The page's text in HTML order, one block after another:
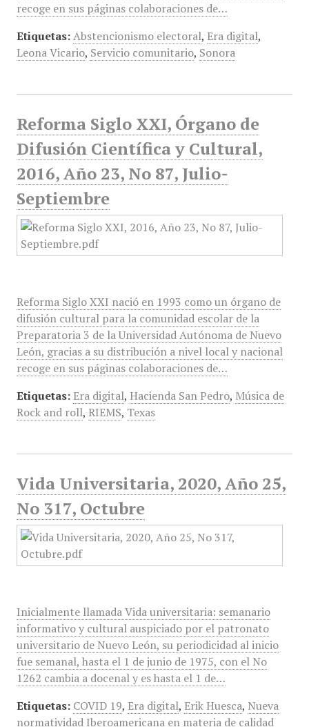
recoge en sus páginas colaboraciones de…
Etiquetas: Abstencionismo electoral, Era digital,
Leona Vicario, Servicio comunitario, Sonora
Reforma Siglo XXI, Órgano de
Difusión Científica y Cultural,
2016, Año 23, No 87, Julio-
Septiembre
Reforma Siglo XXI nació en 1993 como un órgano de
difusión cultural para la comunidad escolar de la
Preparatoria 3 de la Universidad Autónoma de Nuevo
León, gracias a su distribución a nivel local y nacional
recoge en sus páginas colaboraciones de…
Etiquetas: Era digital, Hacienda San Pedro, Música de
Rock and roll, RIEMS, Texas
Vida Universitaria, 2020, Año 25,
No 317, Octubre
Inicialmente llamada Vida universitaria: semanario
informativo y cultural auspiciado por el patronato
universitario de Nuevo León, su periodicidad al inicio
fue semanal, hasta el 1 de junio de 1975, con el No
1262 cambia a docenal y es hasta el 1 de…
Etiquetas: COVID 19, Era digital, Erik Huesca, Nueva
normatividad Iberoamericana en materia de calidad